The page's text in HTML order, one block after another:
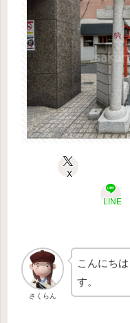
X
LINE
さくらん
こんにちは
す。